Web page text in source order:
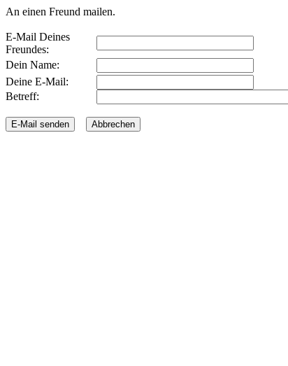
An einen Freund mailen.
E-Mail Deines
Freundes:
Dein Name:
Deine E-Mail:
Betreff: